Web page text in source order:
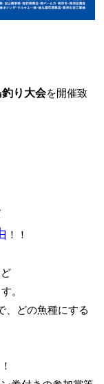
り大会を開催致
！！
。
、どの魚種にする